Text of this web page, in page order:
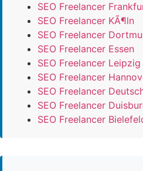
SEO Freelancer
SEO Freelancer KÃ¶ln
SEO Freelancer
SEO Freelancer Essen
SEO Freelancer Leipzig
SEO Freelancer
SEO Freelancer
SEO Freelancer
SEO Freelancer